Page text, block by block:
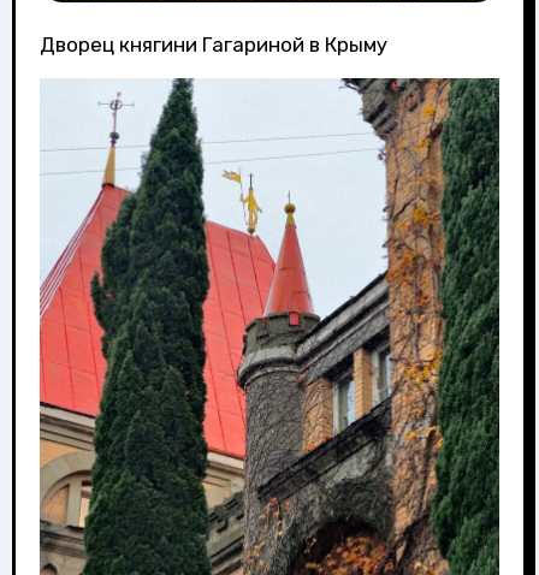
Дворец княгини Гагариной в Крыму